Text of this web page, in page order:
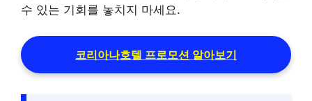
수 있는 기회를 놓치지 마세요.
코리아나호텔 프로모션 알아보기